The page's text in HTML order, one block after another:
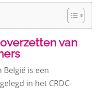
van
is een
in het CRDC-